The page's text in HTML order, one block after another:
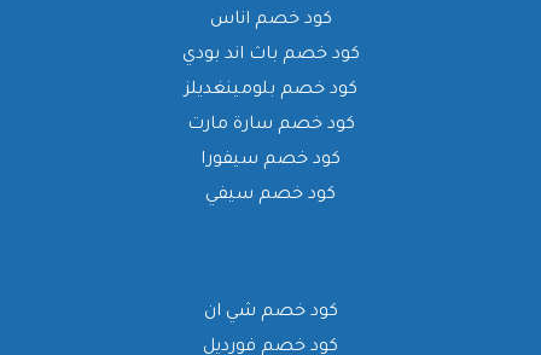
كود خصم اناس
كود خصم باث اند بودي
كود خصم بلومينغديلز
كود خصم سارة مارت
كود خصم سيفورا
كود خصم سيفي
كود خصم شي ان
كود خصم فورديل